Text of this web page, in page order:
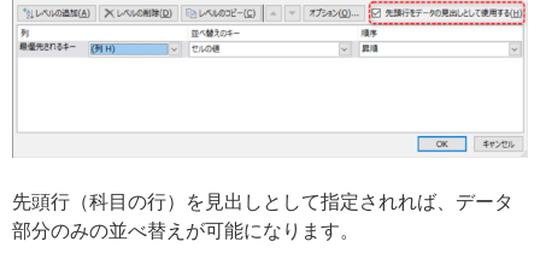
先頭行（科目の行）を見出しとして指定されれば、データ
部分のみの並べ替えが可能になります。